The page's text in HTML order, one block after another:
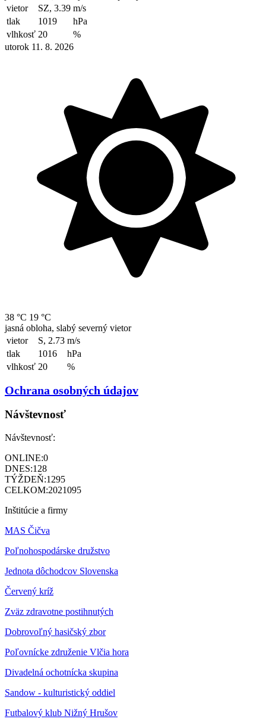
vietor
SZ, 3.39 m/s
tlak
1019
hPa
vlhkosť 20
%
utorok 11. 8. 2026
38 °C 19 °C
jasná obloha, slabý severný vietor
vietor
S, 2.73 m/s
tlak
1016
hPa
vlhkosť 20 %
Ochrana osobných údajov
Návštevnosť
Návštevnosť:
ONLINE:0
DNES:128
TÝŽDEŇ:1295
CELKOM:2021095
Inštitúcie a firmy
MAS Čičva
Poľnohospodárske družstvo
Jednota dôchodcov Slovenska
Červený kríž
Zväz zdravotne postihnutých
Dobrovoľný hasičský zbor
Poľovnícke združenie Vlčia hora
Divadelná ochotnícka skupina
Sandow - kulturistický oddiel
Futbalový klub Nižný Hrušov